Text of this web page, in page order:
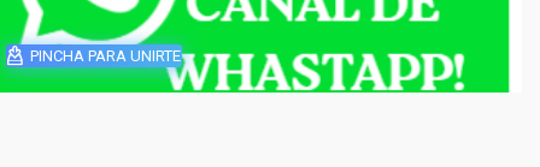
PINCHA PARA UNIRTE